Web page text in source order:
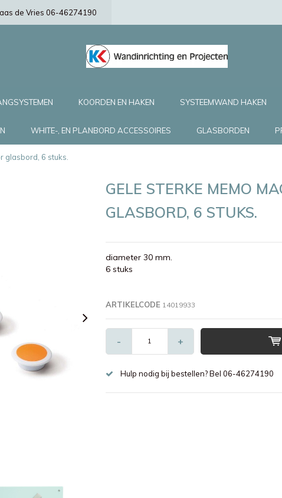
de Vries 06-46274190
KOORDEN EN HAKEN SYSTEEMWAND HAKEN
WHITE-, EN PLANBORD ACCESSOIRES GLASBORDEN
glasbord, 6 stuks.
GELE STERKE MEMO
GLASBORD, 6 STUKS.
diameter 30 mm.
6 stuks
ARTIKELCODE 14019933
- +
Hulp nodig bij bestellen? Bel 06-46274190